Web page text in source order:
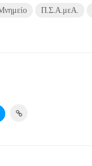
Π.Σ.Α.μεΑ.